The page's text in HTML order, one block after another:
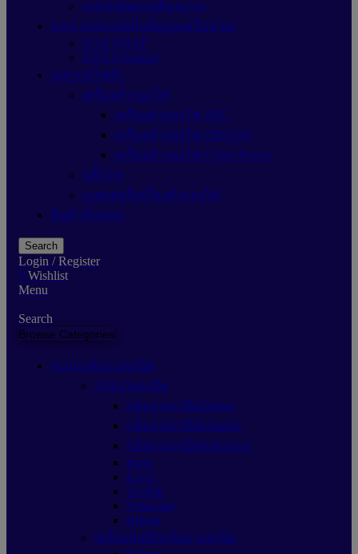
อุปกรณ์ขยายสัญญาณ
NAS (อุปกรณ์เก็บข้อมูลเครือข่าย)
NAS QNAP
NAS Synology
อุปกรณ์ไฟฟ้า
เครื่องสำรองไฟ
เครื่องสำรองไฟ APC
เครื่องสำรองไฟ ZIRCON
เครื่องสำรองไฟ Cyber Power
ปลั๊กไฟ
แบตเตอรี่เครื่องสำรองไฟ
สินค้าทั้งหมด
Search
Login / Register
0 Wishlist
Menu
Search
Browse Categories
ระบบกล้องวงจรปิด
กล้องวงจรปิด
กล้องวงจรปิดDahua
กล้องวงจรปิดUniarch
กล้องวงจรปิดHikvision
Imou
Ezviz
Tp-link
Vstarcam
Hilook
เครื่องบันทึกกล้องวงจรปิด